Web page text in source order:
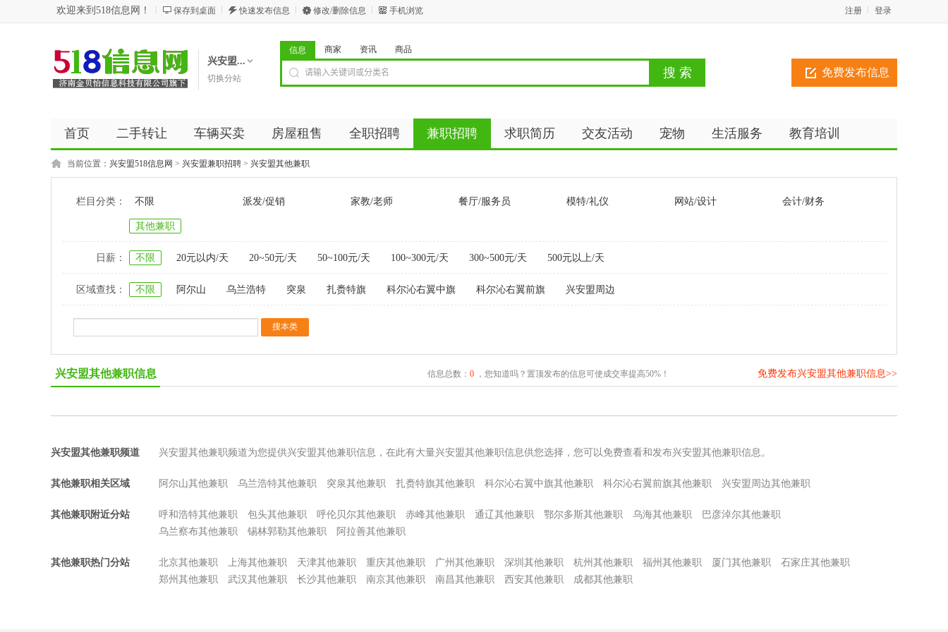
欢迎来到518信息网！ 保存到桌面 快速发布信息 修改/删除信息 手机浏览 登录
注册
兴安盟...
切换分站 免费发布信息
信息 商家 资讯 商品
首页 二手转让 车辆买卖 房屋租售 全职招聘 兼职招聘 求职简历 交友活动 宠物 生活服务 教育培训
商务服务 五金建材 优惠券 新闻资讯
当前位置： 兴安盟518信息网 > 兴安盟兼职招聘 > 兴安盟其他兼职
栏目分类： 不限 派发/促销 家教/老师 餐厅/服务员 模特/礼仪 网站/设计 会计/财务
其他兼职
日薪： 不限 20元以内/天 20~50元/天 50~100元/天 100~300元/天 300~500元/天 500元以上/天
区域查找： 不限 阿尔山 乌兰浩特 突泉 扎赉特旗 科尔沁右翼中旗 科尔沁右翼前旗 兴安盟周边
兴安盟其他兼职信息 信息总数： 0，您知道吗？置顶发布的信息可使成交率提高50%！ 免费发布兴安盟其他兼职信息>>
兴安盟其他兼职频道 兴安盟其他兼职频道为您提供兴安盟其他兼职信息，在此有大量兴安盟其他兼职信息供您选择，您可以免费查看和发布兴安盟其他兼职信息。
其他兼职相关区域 阿尔山其他兼职 乌兰浩特其他兼职 突泉其他兼职 扎赉特旗其他兼职 科尔沁右翼中旗其他兼职 科尔沁右翼前旗其他兼职 兴安盟周边其他兼职
其他兼职附近分站 呼和浩特其他兼职 包头其他兼职 呼伦贝尔其他兼职 赤峰其他兼职 通辽其他兼职 鄂尔多斯其他兼职 乌海其他兼职
巴彦淖尔其他兼职
乌兰察布其他兼职
锡林郭勒其他兼职 阿拉善其他兼职
其他兼职热门分站 北京其他兼职 上海其他兼职 天津其他兼职 重庆其他兼职 广州其他兼职 深圳其他兼职 杭州其他兼职 福州其他兼职 厦门其他兼职
石家庄其他兼职
郑州其他兼职
武汉其他兼职 长沙其他兼职 南京其他兼职 南昌其他兼职 西安其他兼职 成都其他兼职